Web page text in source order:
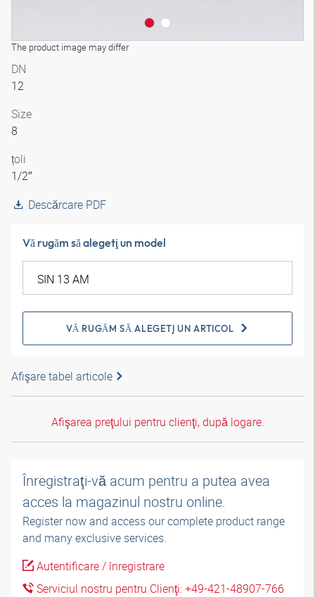
The product image may differ
DN
12
Size
8
țoli
1/2″
Descărcare PDF
Vă rugăm să alegeţi un model
VĂ RUGĂM SĂ ALEGEŢI UN ARTICOL
Afişare tabel articole
Afişarea preţului pentru clienţi, după logare.
Înregistraţi-vă acum pentru a putea avea
acces la magazinul nostru online.
Register now and access our complete product range
and many exclusive services.
Autentificare / înregistrare
Serviciul nostru pentru Clienţi: +49-421-48907-766